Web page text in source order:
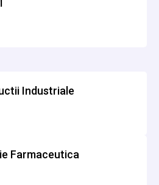
Industriale
Farmaceutica